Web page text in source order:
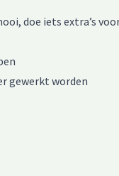
doe iets extra’s
gewerkt worden